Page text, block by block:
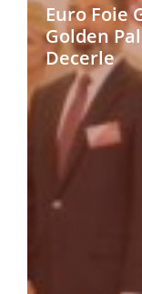
Euro Foie
Golden
Decerle